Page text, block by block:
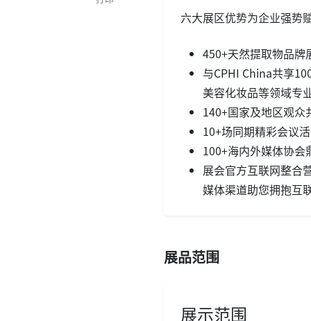
六大展区优势为企业强势
450+天然提取物品牌
与CPHI China共享
美容化妆品等领域专
140+国家及地区观
10+场同期精彩会议
100+海内外媒体协
展会官方互联网整合
媒体渠道助您拥抱互
展品范围
展示范围